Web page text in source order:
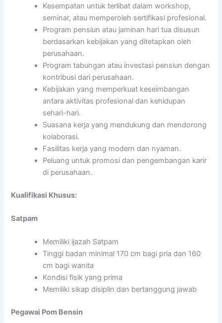
Kesempatan untuk terlibat dalam workshop,
seminar, atau memperoleh sertifikasi profesional.
Program pensiun atau jaminan hari tua disusun
berdasarkan kebijakan yang ditetapkan oleh
perusahaan.
Program tabungan atau investasi pensiun dengan
kontribusi dari perusahaan.
Kebijakan yang memperkuat keseimbangan
antara aktivitas profesional dan kehidupan
sehari-hari.
Suasana kerja yang mendukung dan mendorong
kolaborasi.
Fasilitas kerja yang modern dan nyaman.
Peluang untuk promosi dan pengembangan karir
di perusahaan.
Kualifikasi Khusus:
Satpam
Memiliki ijazah Satpam
Tinggi badan minimal 170 cm bagi pria dan 160
cm bagi wanita
Kondisi fisik yang prima
Memiliki sikap disiplin dan bertanggung jawab
Pegawai Pom Bensin